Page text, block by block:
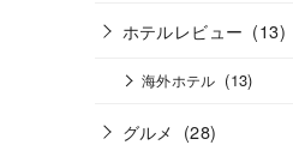
ホテルレビュー (13)
海外ホテル (13)
グルメ (28)